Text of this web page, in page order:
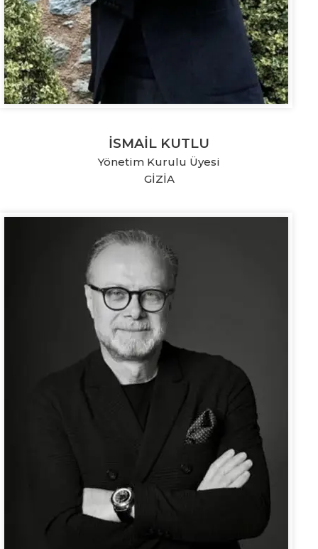
İSMAİL KUTLU
Yönetim Kurulu Üyesi
GİZİA